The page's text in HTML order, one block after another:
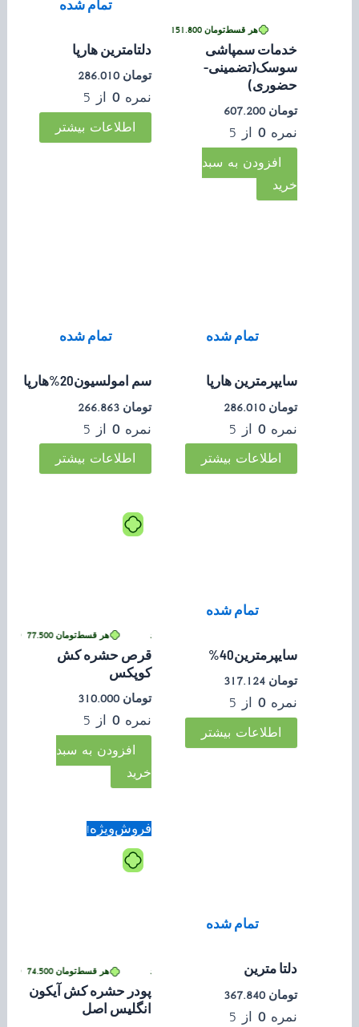
هر قسطتومان151.800
•
خدمات سمپاشی
سوسک(تضمینی-
حضوری)
تومان 607.200
نمره0 از 5
افزودن به سبد
خرید
تمام شده
دلتامترین هارپا
تومان 286.010
نمره0 از 5
اطلاعات بیشتر
تمام شده
سایپرمترین هارپا
تومان 286.010
نمره0 از 5
اطلاعات بیشتر
تمام شده
سم امولسیون20%هارپا
تومان 266.863
نمره0 از 5
اطلاعات بیشتر
تمام شده
سایپرمترین40%
تومان 317.124
نمره0 از 5
اطلاعات بیشتر
هر قسطتومان77.500
•
قرص حشره کش
کوپکس
تومان 310.000
نمره0 از 5
افزودن به سبد
خرید
تمام شده
دلتا مترین
تومان 367.840
نمره0 از 5
فروش‌ویژه!
هر قسطتومان74.500
• • خرید قسطی با ترب‌پی بدون کارمزد
پودر حشره کش آیکون
انگلیس اصل
قیمت
اصلی:
بود.